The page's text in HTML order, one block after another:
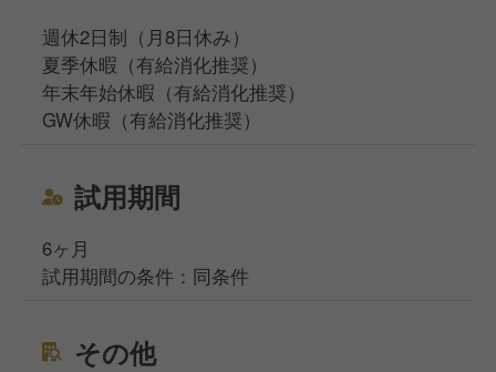
週休2日制（月8日休み）
夏季休暇（有給消化推奨）
年末年始休暇（有給消化推奨）
GW休暇（有給消化推奨）
試用期間
6ヶ月
試用期間の条件：同条件
その他